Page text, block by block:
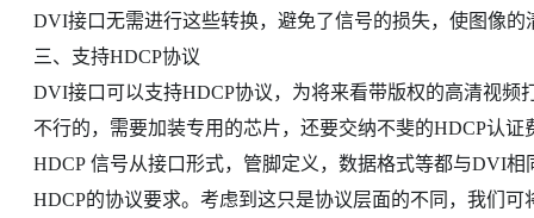
DVI接口无需进行这些转换，避免了信号的损失，使图像
三、支持HDCP协议
DVI接口可以支持HDCP协议，为将来看带版权的高清视
不行的，需要加装专用的芯片，还要交纳不斐的HDCP认
HDCP 信号从接口形式，管脚定义，数据格式等都与DVI
HDCP的协议要求。考虑到这只是协议层面的不同，我们可